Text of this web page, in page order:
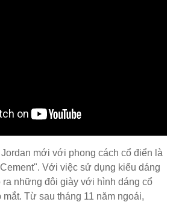
mới với phong cách cổ điển là
Với việc sử dụng kiểu dáng
ra những đôi giày với hình dáng cổ
Từ sau tháng 11 năm ngoái,